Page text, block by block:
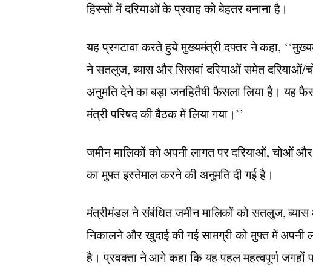
हिस्सों में दरियाओं के प्रवाह को बेहतर बनाना है।
यह प्रगटावा करते हुये मुख्यमंत्री दफ्तर ने कहा,
ने सतलुज, ब्यास और सिसवां दरियाओं समेत दरियाओं/
अनुमति देने का बड़ा जनहितैषी फैसला लिया है। यह
मंत्री परिषद की बैठक में लिया गया।’’
जमीन मालिकों को अपनी लागत पर दरियाओं, चोओं
का मुफ्त इस्तेमाल करने की अनुमति दी गई है।
मंत्रीमंडल ने संबंधित जमीन मालिकों को सतलुज,
निकालने और खुदाई की गई सामग्री को मुफ्त में अपनी
है। प्रवक्ता ने आगे कहा कि यह पहल महत्वपूर्ण जगहों